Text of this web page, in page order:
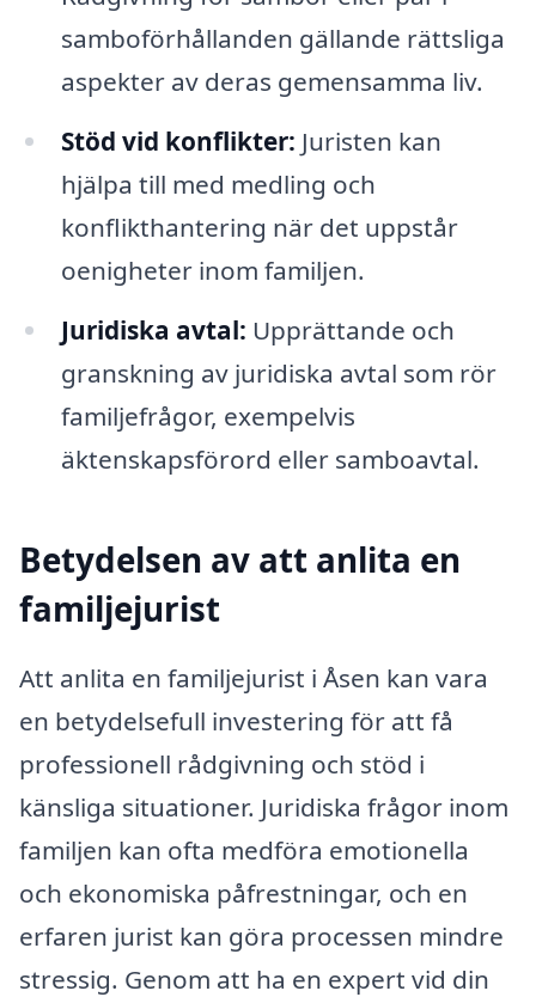
samboförhållanden gällande rättsliga
aspekter av deras gemensamma liv.
Stöd vid konflikter: Juristen kan
hjälpa till med medling och
konflikthantering när det uppstår
oenigheter inom familjen.
Juridiska avtal: Upprättande och
granskning av juridiska avtal som rör
familjefrågor, exempelvis
äktenskapsförord eller samboavtal.
Betydelsen av att anlita en
familjejurist
Att anlita en familjejurist i Åsen kan vara
en betydelsefull investering för att få
professionell rådgivning och stöd i
känsliga situationer. Juridiska frågor inom
familjen kan ofta medföra emotionella
och ekonomiska påfrestningar, och en
erfaren jurist kan göra processen mindre
stressig. Genom att ha en expert vid din